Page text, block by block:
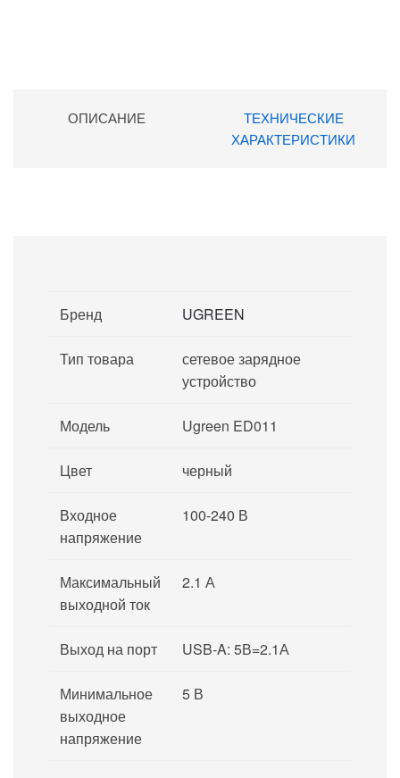
ОПИСАНИЕ
ТЕХНИЧЕСКИЕ
ХАРАКТЕРИСТИКИ
Бренд UGREEN
Тип товара
сетевое зарядное
устройство
Модель Ugreen ED011
Цвет черный
Входное
напряжение
100-240 В
Максимальный
выходной ток
2.1 А
Выход на порт USB-A: 5В=2.1А
Минимальное
выходное
напряжение
5 В